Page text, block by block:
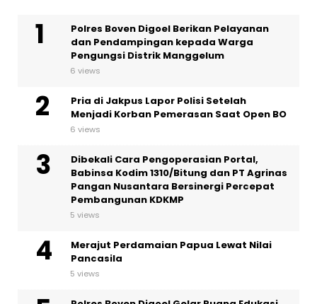
Polres Boven Digoel Berikan Pelayanan
dan Pendampingan kepada Warga
Pengungsi Distrik Manggelum
6 views
Pria di Jakpus Lapor Polisi Setelah
Menjadi Korban Pemerasan Saat Open BO
6 views
Dibekali Cara Pengoperasian Portal,
Babinsa Kodim 1310/Bitung dan PT Agrinas
Pangan Nusantara Bersinergi Percepat
Pembangunan KDKMP
5 views
Merajut Perdamaian Papua Lewat Nilai
Pancasila
5 views